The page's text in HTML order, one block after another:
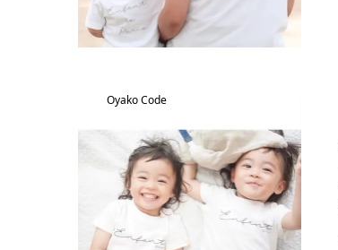
Oyako Code